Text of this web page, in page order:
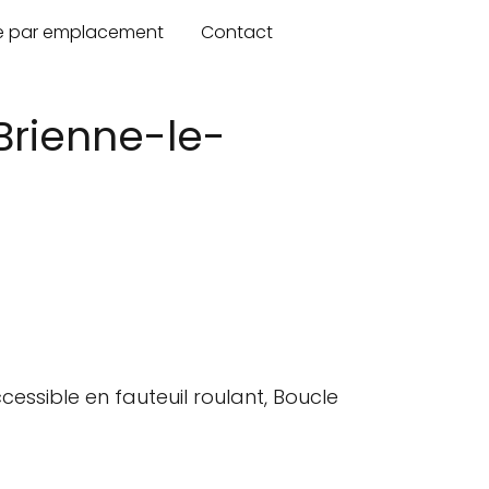
par emplacement Contact
le-
en fauteuil roulant, Boucle